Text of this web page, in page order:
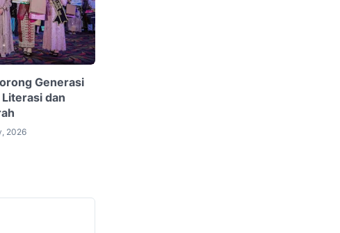
Generasi
dan
2026